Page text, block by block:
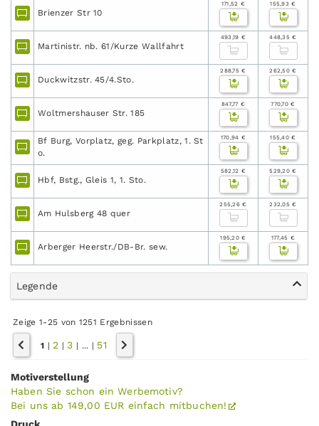
Brienzer Str 10
171,52 € 155,93 €
Martinistr. nb. 61/Kurze Wallfahrt
493,19 € 448,35 €
Duckwitzstr. 45/4.Sto.
288,75 € 262,50 €
Woltmershauser Str. 185
847,77 € 770,70 €
Bf Burg, Vorplatz, geg. Parkplatz, 1. St
o.
170,94 € 155,40 €
Hbf, Bstg., Gleis 1, 1. Sto.
582,12 € 529,20 €
Am Hulsberg 48 quer
255,26 € 232,05 €
Arberger Heerstr./DB-Br. sew.
195,20 € 177,45 €
Legende
Zeige 1-25 von 1251 Ergebnissen
1 | 2 |3 | ... | 51
Motiverstellung
Haben Sie schon ein Werbemotiv?
Bei uns ab 149,00 EUR einfach mitbuchen!